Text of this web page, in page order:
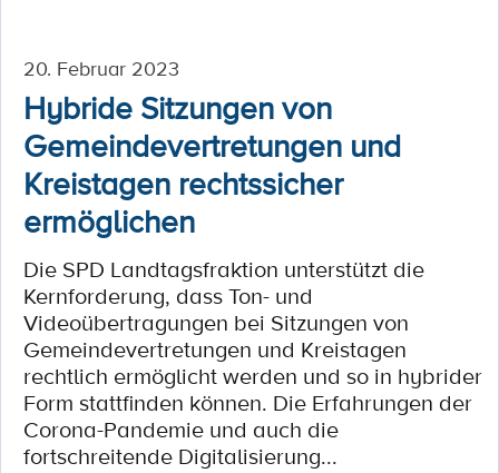
20. Februar 2023
Hybride Sitzungen von
Gemeindevertretungen und
Kreistagen rechtssicher
ermöglichen
Die SPD Landtagsfraktion unterstützt die
Kernforderung, dass Ton- und
Videoübertragungen bei Sitzungen von
Gemeindevertretungen und Kreistagen
rechtlich ermöglicht werden und so in hybrider
Form stattfinden können. Die Erfahrungen der
Corona-Pandemie und auch die
fortschreitende Digitalisierung...